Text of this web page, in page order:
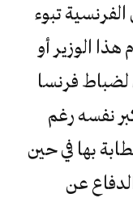
تبوء
الوزير أو
لضباط فرنسا
نفسه رغم
بها في حين
عن